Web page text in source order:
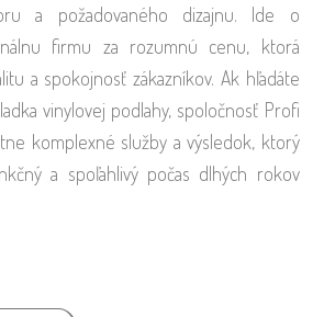
a požadovaného dizajnu. Ide o
firmu za rozumnú cenu, ktorá
a spokojnosť zákazníkov. Ak hľadáte
vinylovej podlahy, spoločnosť Profi
komplexné služby a výsledok, ktorý
a spoľahlivý počas dlhých rokov